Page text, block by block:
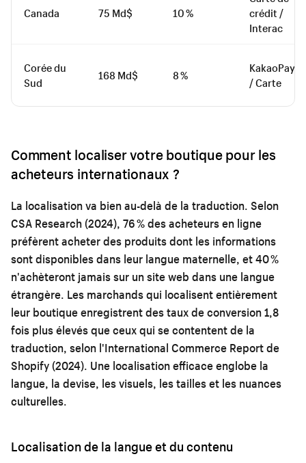
Canada 75 Md$ 10 %
crédit /
Interac
Corée du
Sud
168 Md$ 8 %
KakaoPay
/ Carte
Comment localiser votre boutique pour les
acheteurs internationaux ?
La localisation va bien au-delà de la traduction. Selon
CSA Research (2024), 76 % des acheteurs en ligne
préfèrent acheter des produits dont les informations
sont disponibles dans leur langue maternelle, et 40 %
n'achèteront jamais sur un site web dans une langue
étrangère. Les marchands qui localisent entièrement
leur boutique enregistrent des taux de conversion 1,8
fois plus élevés que ceux qui se contentent de la
traduction, selon l'International Commerce Report de
Shopify (2024). Une localisation efficace englobe la
langue, la devise, les visuels, les tailles et les nuances
culturelles.
Localisation de la langue et du contenu